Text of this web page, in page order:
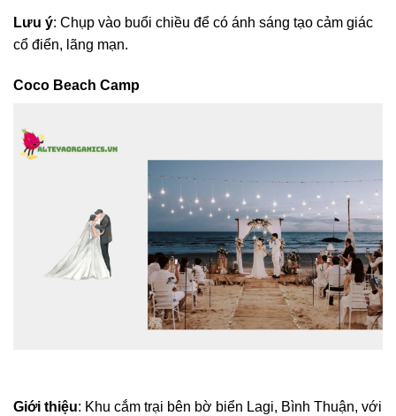
Lưu ý: Chụp vào buổi chiều để có ánh sáng tạo cảm giác
cổ điển, lãng mạn.
Coco Beach Camp
Giới thiệu: Khu cắm trại bên bờ biển Lagi, Bình Thuận, với